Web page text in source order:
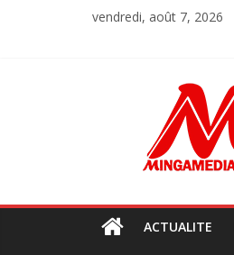
vendredi, août 7, 2026
ACTUALITE